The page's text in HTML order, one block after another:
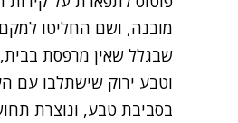
מובנה, ושם החליטו
שבגלל שאין מרפסת
וטבע ירוק שישתלבו עם
בסביבת טבע, ונוצרת